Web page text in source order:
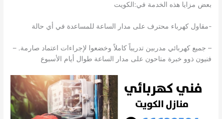
بعض مزايا هذه الخدمة في:الكويت
-مقاول كهرباء محترف على مدار الساعة للمساعدة في أي حالة
– جميع كهربائي مدربين تدريباً كاملاً وخضعوا لإجراءات اعتماد صارمة. –
فنيون ذوو خبرة متاحون على مدار الساعة طوال أيام الأسبوع